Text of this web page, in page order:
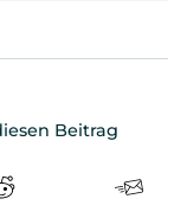
Beitrag